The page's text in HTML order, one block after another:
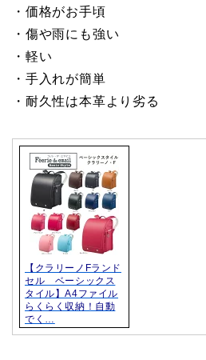
・価格がお手頃
・傷や雨にも強い
・軽い
・手入れが簡単
・耐久性は本革より劣る
【クラリーノFランド
セル ベーシックス
タイル】A4ファイル
らくらく収納！自動
でく…